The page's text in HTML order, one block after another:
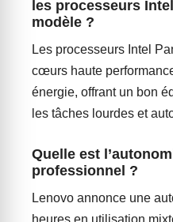
les processeurs
modèle ?
Les processeurs Intel
cœurs haute
énergie, offrant un bon
les tâches lourdes et
Quelle est
professionnel ?
Lenovo annonce une